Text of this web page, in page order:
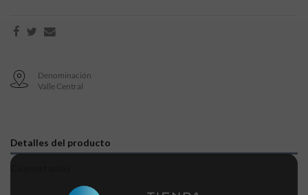
Denominación
Valle Central
Detalles del producto